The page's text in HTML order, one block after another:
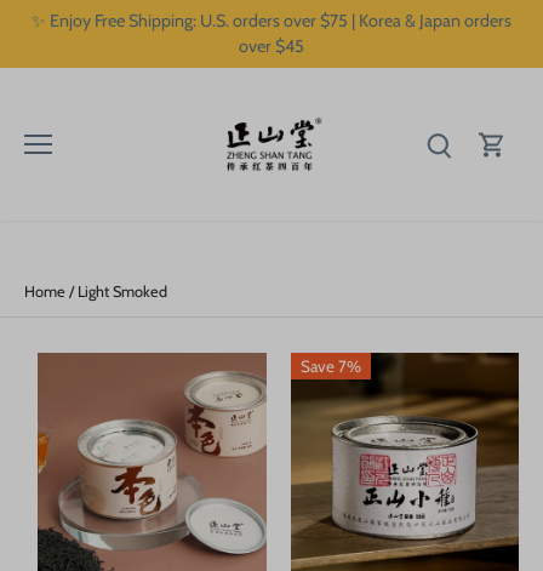
✨ Enjoy Free Shipping: U.S. orders over $75 | Korea & Japan orders
over $45
Home / Light Smoked
Save 7%